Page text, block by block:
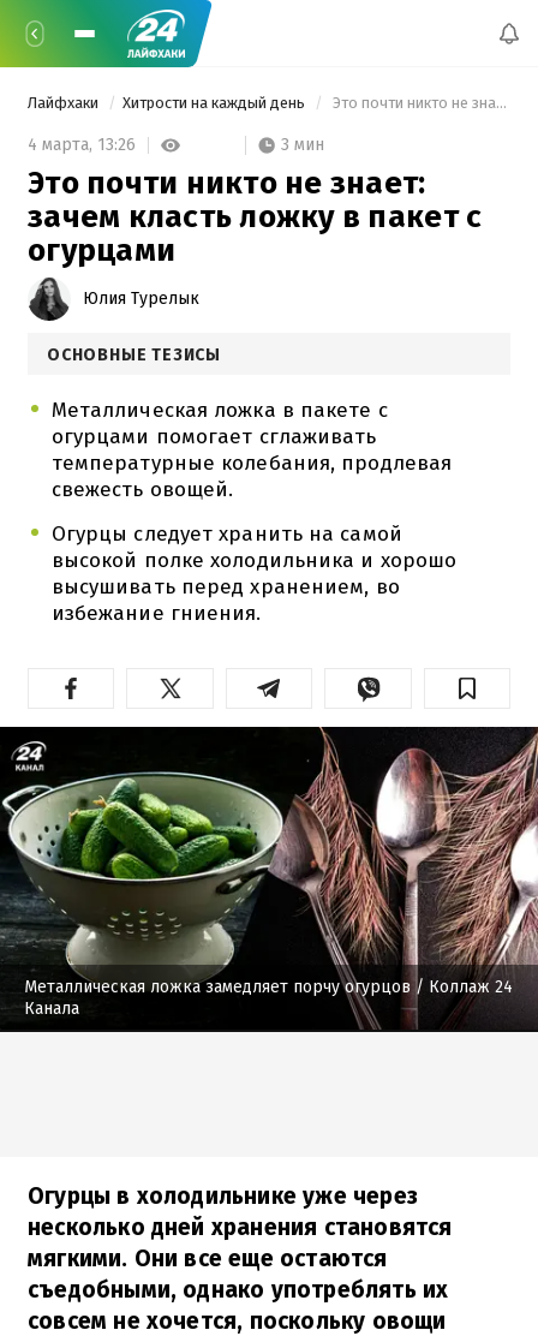
Лайфхаки Хитрости на каждый день Это почти никто не знает: зачем класть ложку в пакет с огурцами
4 марта, 13:26 3 мин
Это почти никто не знает:
зачем класть ложку в пакет с
огурцами
Юлия Турелык
ОСНОВНЫЕ ТЕЗИСЫ
Металлическая ложка в пакете с
огурцами помогает сглаживать
температурные колебания, продлевая
свежесть овощей.
Огурцы следует хранить на самой
высокой полке холодильника и хорошо
высушивать перед хранением, во
избежание гниения.
Металлическая ложка замедляет порчу огурцов / Коллаж 24
Канала
Огурцы в холодильнике уже через
несколько дней хранения становятся
мягкими. Они все еще остаются
съедобными, однако употреблять их
совсем не хочется, поскольку овощи